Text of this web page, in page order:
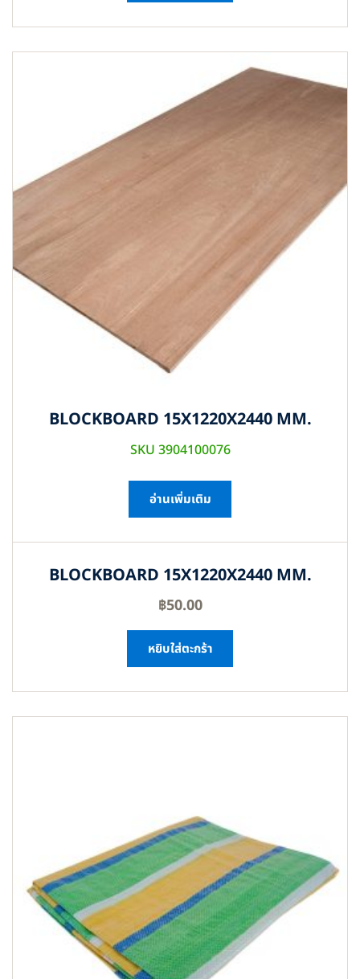
BLOCKBOARD 15X1220X2440 MM.
SKU 3904100076
อ่านเพิ่มเติม
BLOCKBOARD 15X1220X2440 MM.
฿50.00
หยิบใส่ตะกร้า